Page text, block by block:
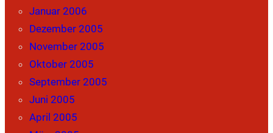
Januar 2006
Dezember 2005
November 2005
Oktober 2005
September 2005
Juni 2005
April 2005